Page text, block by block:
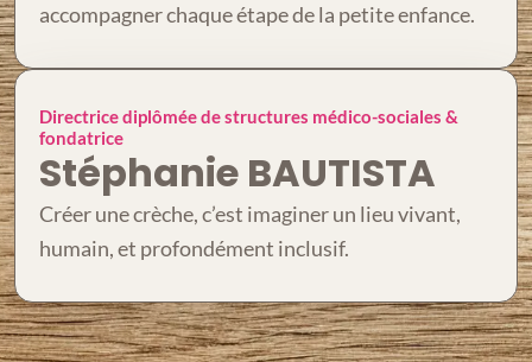
accompagner chaque étape de la petite enfance.
Directrice diplômée de structures médico-sociales &
fondatrice
Stéphanie BAUTISTA
Créer une crèche, c’est imaginer un lieu vivant,
humain, et profondément inclusif.